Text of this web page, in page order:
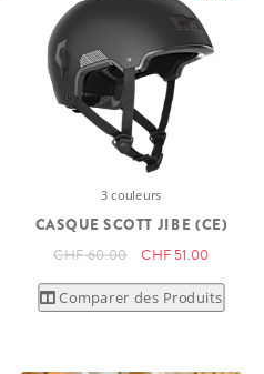
3 couleurs
CASQUE SCOTT JIBE (CE)
CHF 60.00 CHF 51.00
Comparer des Produits